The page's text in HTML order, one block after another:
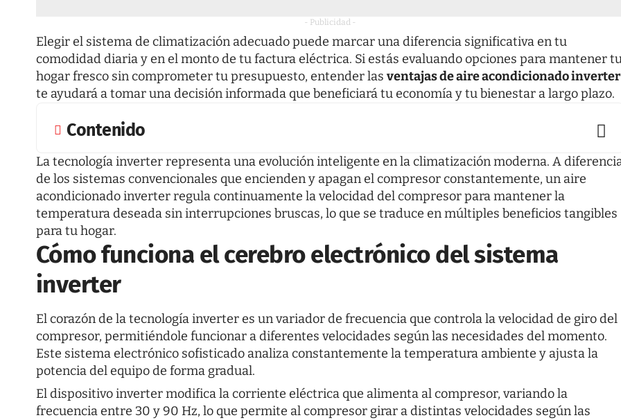
- Publicidad -
Elegir el sistema de climatización adecuado puede marcar una diferencia significativa en tu
comodidad diaria y en el monto de tu factura eléctrica. Si estás evaluando opciones para mantener
hogar fresco sin comprometer tu presupuesto, entender las ventajas de aire acondicionado inverter
te ayudará a tomar una decisión informada que beneficiará tu economía y tu bienestar a largo plazo.
Contenido
La tecnología inverter representa una evolución inteligente en la climatización moderna. A
de los sistemas convencionales que encienden y apagan el compresor constantemente, un aire
acondicionado inverterregula continuamente la velocidad del compresor para mantener la
temperatura deseada sin interrupciones bruscas, lo que se traduce en múltiples beneficios tangibles
para tu hogar.
Cómo funciona el cerebro electrónico del sistema
inverter
El corazón de la tecnología inverter es un variador de frecuencia que controla la velocidad de giro del
compresor, permitiéndole funcionar a diferentes velocidades según las necesidades del momento.
Este sistema electrónico sofisticado analiza constantemente la temperatura ambiente y ajusta la
potencia del equipo de forma gradual.
El dispositivo inverter modifica la corriente eléctrica que alimenta al compresor, variando la
frecuencia entre 30 y 90 Hz, lo que permite al compresor girar a distintas velocidades según las